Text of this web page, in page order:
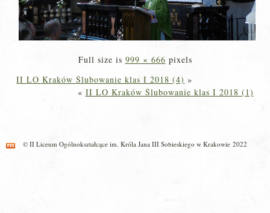
Full size is 999 × 666 pixels
II LO Kraków Ślubowanie klas I 2018 (4) »
« II LO Kraków Ślubowanie klas I 2018 (1)
© II Liceum Ogólnokształcące im. Króla Jana III Sobieskiego w Krakowie 2022